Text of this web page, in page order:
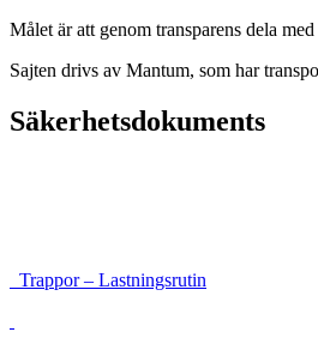
Målet är att genom transparens dela
Sajten drivs av Mantum, som har
Säkerhetsdokuments
Trappor – Lastningsrutin